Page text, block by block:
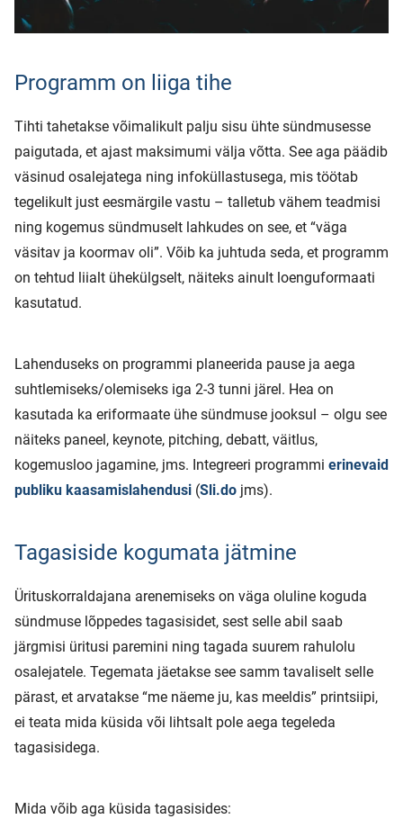
Programm on liiga tihe
Tihti tahetakse võimalikult palju sisu ühte sündmusesse
paigutada, et ajast maksimumi välja võtta. See aga päädib
väsinud osalejatega ning infoküllastusega, mis töötab
tegelikult just eesmärgile vastu – talletub vähem teadmisi
ning kogemus sündmuselt lahkudes on see, et “väga
väsitav ja koormav oli”. Võib ka juhtuda seda, et programm
on tehtud liialt ühekülgselt, näiteks ainult loenguformaati
kasutatud.
Lahenduseks on programmi planeerida pause ja aega
suhtlemiseks/olemiseks iga 2-3 tunni järel. Hea on
kasutada ka eriformaate ühe sündmuse jooksul – olgu see
näiteks paneel, keynote, pitching, debatt, väitlus,
kogemusloo jagamine, jms. Integreeri programmi erinevaid
publiku kaasamislahendusi (Sli.do jms).
Tagasiside kogumata jätmine
Ürituskorraldajana arenemiseks on väga oluline koguda
sündmuse lõppedes tagasisidet, sest selle abil saab
järgmisi üritusi paremini ning tagada suurem rahulolu
osalejatele. Tegemata jäetakse see samm tavaliselt selle
pärast, et arvatakse “me näeme ju, kas meeldis” printsiipi,
ei teata mida küsida või lihtsalt pole aega tegeleda
tagasisidega.
Mida võib aga küsida tagasisides: